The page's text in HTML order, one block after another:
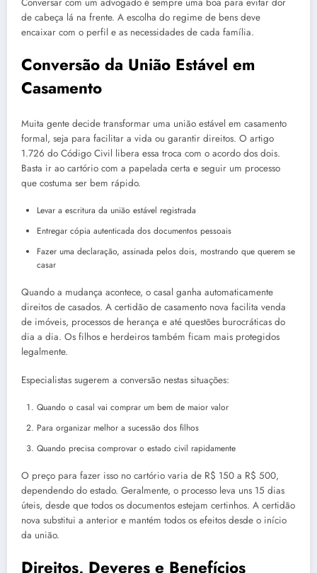
de cabeça lá na frente. A escolha do regime de bens deve
encaixar com o perfil e as necessidades de cada família.
Conversão da União Estável em
Casamento
Muita gente decide transformar uma união estável em casamento
formal, seja para facilitar a vida ou garantir direitos. O artigo
1.726 do Código Civil libera essa troca com o acordo dos dois.
Basta ir ao cartório com a papelada certa e seguir um processo
que costuma ser bem rápido.
Levar a escritura da união estável registrada
Entregar cópia autenticada dos documentos pessoais
Fazer uma declaração, assinada pelos dois, mostrando que querem se
casar
Quando a mudança acontece, o casal ganha automaticamente
direitos de casados. A certidão de casamento nova facilita venda
de imóveis, processos de herança e até questões burocráticas do
dia a dia. Os filhos e herdeiros também ficam mais protegidos
legalmente.
Especialistas sugerem a conversão nestas situações:
Quando o casal vai comprar um bem de maior valor
Para organizar melhor a sucessão dos filhos
Quando precisa comprovar o estado civil rapidamente
O preço para fazer isso no cartório varia de R$ 150 a R$ 500,
dependendo do estado. Geralmente, o processo leva uns 15 dias
úteis, desde que todos os documentos estejam certinhos. A certidão
nova substitui a anterior e mantém todos os efeitos desde o início
da união.
Direitos, Deveres e Benefícios